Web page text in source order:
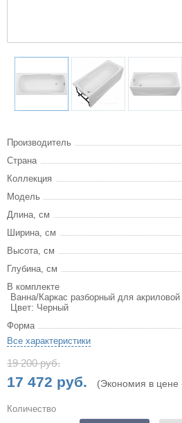
Производитель
Страна
Коллекция
Модель
Длина, см
Ширина, см
Высота, см
Глубина, см
В комплекте
Ванна/Каркас разборный для
Цвет: Черный
Форма
Все характеристики
19 200 руб.
17 472 руб. (Экономия в цене
Количество